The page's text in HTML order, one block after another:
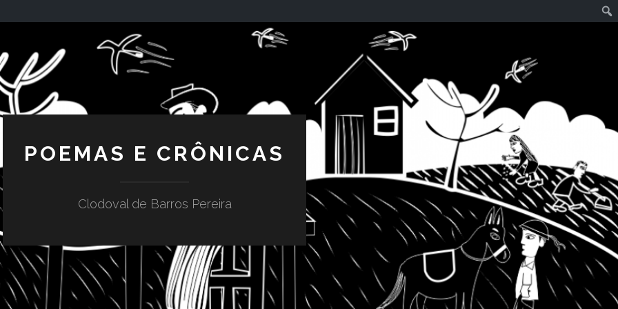
POEMAS E CRÔNICAS
Clodoval de Barros Pereira